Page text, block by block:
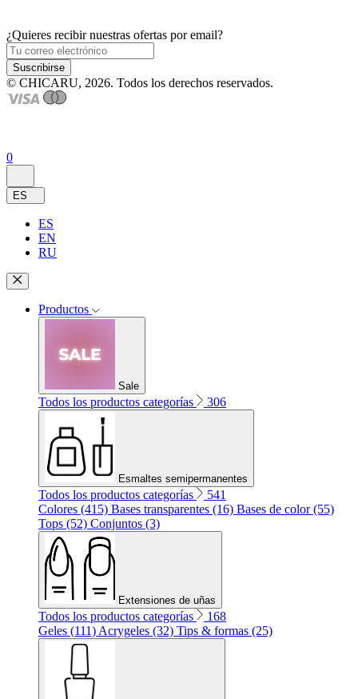
¿Quieres recibir nuestras ofertas por email?
Suscribirse
© CHICARU, 2026. Todos los derechos reservados.
0
ES
ES
EN
RU
Productos
Sale
Todos los productos categorías 306
Esmaltes semipermanentes
Todos los productos categorías
541
Colores (415) Bases transparentes (16) Bases de color (55)
Tops (52) Conjuntos (3)
Extensiones de uñas
Todos los productos categorías
168
Geles (111) Acrygeles (32) Tips & formas (25)